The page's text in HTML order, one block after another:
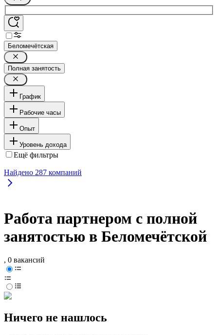
Беломечётская
Полная занятость
График
Рабочие часы
Опыт
Уровень дохода
Ещё фильтры
Найдено 287 компаний
Работа партнером с полной
занятостью в Беломечётской
, 0 вакансий
Ничего не нашлось